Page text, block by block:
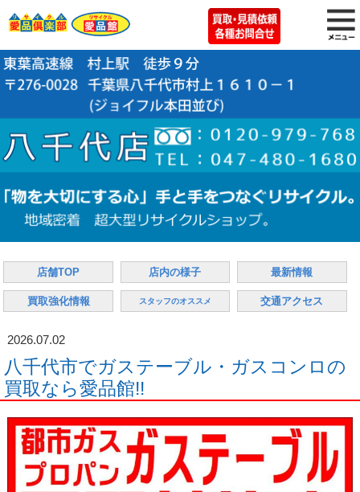
店舗TOP 店内の様子 最新情報
買取強化情報 スタッフのオススメ 交通アクセス
2026.07.02
八千代市でガステーブル・ガスコンロの
買取なら愛品館!!